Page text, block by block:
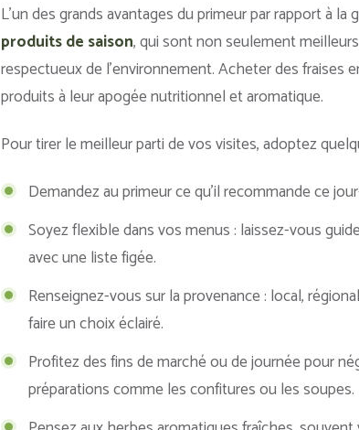
L’un des grands avantages du primeur par rapport à
produits de saison, qui sont non seulement
respectueux de l’environnement. Acheter des fraises
produits à leur apogée nutritionnel et aromatique.
Pour tirer le meilleur parti de vos visites, adoptez
Demandez au primeur ce qu’il recommande ce
Soyez flexible dans vos menus : laissez-vous
avec une liste figée.
Renseignez-vous sur la provenance : local,
faire un choix éclairé.
Profitez des fins de marché ou de journée pour
préparations comme les confitures ou les soupes.